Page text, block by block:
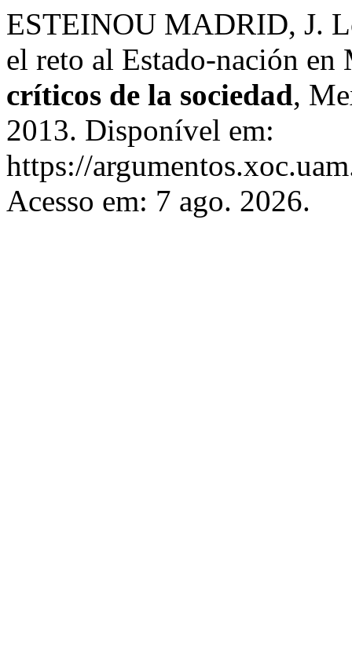
ESTEINOU MADRID, J.
el reto al Estado-nación
críticos de la sociedad,
2013. Disponível em:
https://
Acesso em: 7 ago. 2026.